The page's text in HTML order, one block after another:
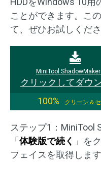
ことができます。こ
て、ぜひお試しくださ
MiniTool ShadowMaker
クリックしてダウ
100%
クリーン＆
ステップ1：MiniTool
「 体験版で続く 」を
フェイスを取得します